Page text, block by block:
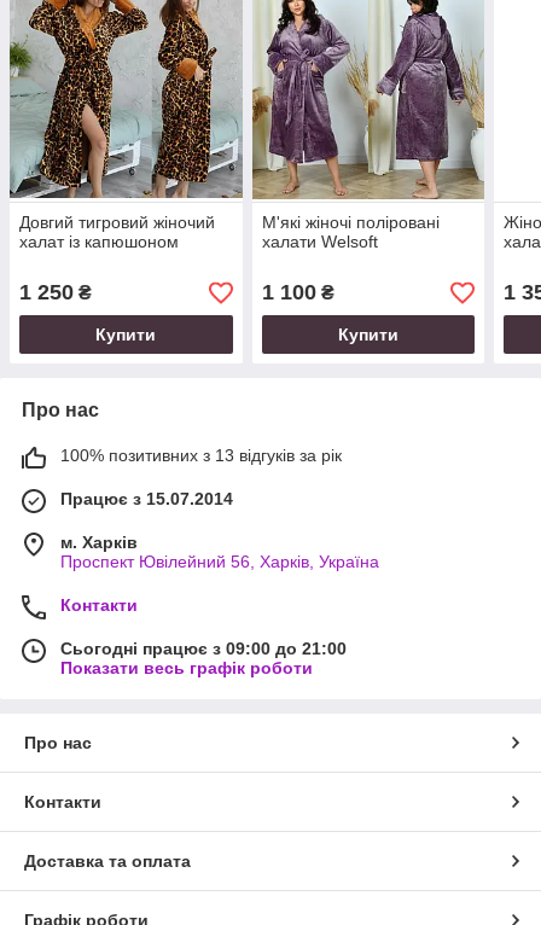
Довгий тигровий жіночий
халат із капюшоном
1 250 ₴
Купити
М'які жіночі поліровані
халати Welsoft
1 100₴
Купити
1
Про нас
100% позитивних з 13 відгуків за рік
Працює з 15.07.2014
м. Харків
Проспект Ювілейний 56, Харків, Україна
Контакти
Сьогодні працює з 09:00 до 21:00
Показати весь графік роботи
Про нас
Контакти
Доставка та оплата
Графік роботи